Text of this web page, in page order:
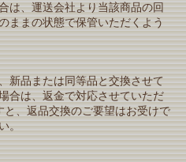
は、運送会社より当該商品の回
ままの状態で保管いただくよう
新品または同等品と交換させて
合は、返金で対応させていただ
、返品交換のご要望はお受けで
。